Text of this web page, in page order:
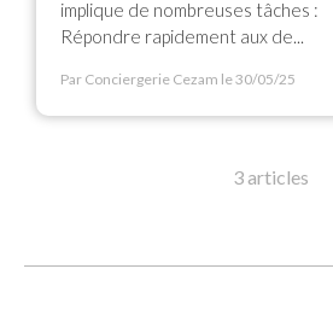
implique de nombreuses tâches :
Répondre rapidement aux de...
Par Conciergerie Cezam le 30/05/25
3 articles